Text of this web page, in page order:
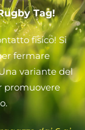
Tag!
fisico! Si
fermare
variante del
promuovere